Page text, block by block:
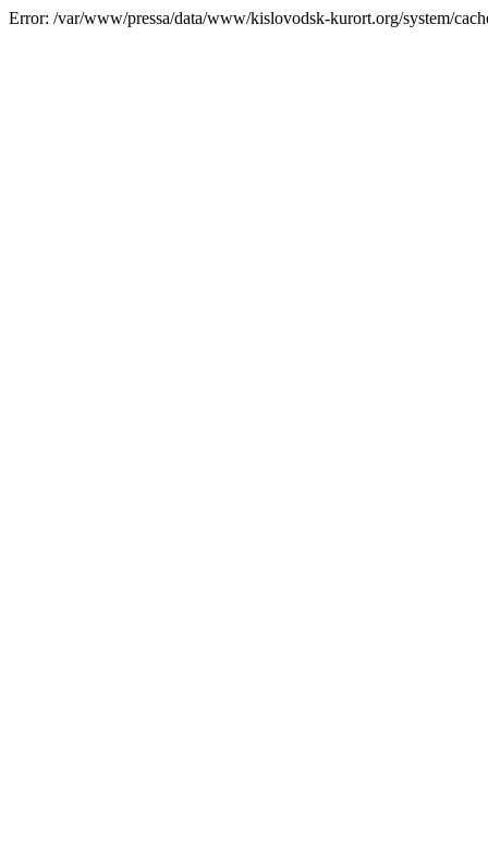
Error: /var/www/pressa/data/www/kislovodsk-kurort.org/system/